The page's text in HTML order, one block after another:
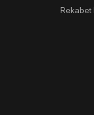
Rekabet